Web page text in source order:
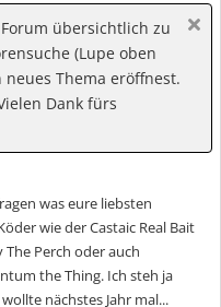
übersichtlich zu
(Lupe oben
Thema eröffnest.
Dank fürs
was eure liebsten
wie der Castaic Real Bait
The Perch oder auch
the Thing. Ich steh ja
nächstes Jahr mal...